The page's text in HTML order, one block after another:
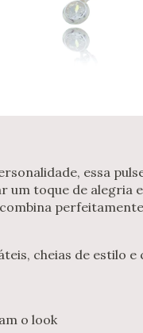
essa
toque de alegria
cheias de estilo
o look